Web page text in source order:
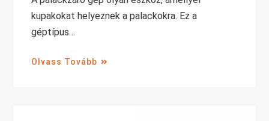
kupakokat helyeznek a palackokra. Ez a
géptípus…
Olvass Tovább